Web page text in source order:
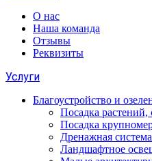
О нас
Наша команда
Отзывы
Реквизиты
Услуги
Благоустройство и
Посадка растений,
Посадка
Дренажная система
Ландшафтное